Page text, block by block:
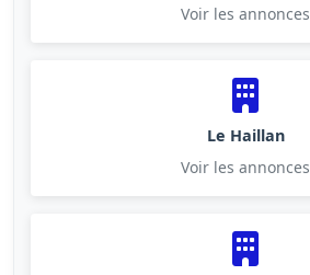
Voir les annonces
Le Haillan
Voir les annonces